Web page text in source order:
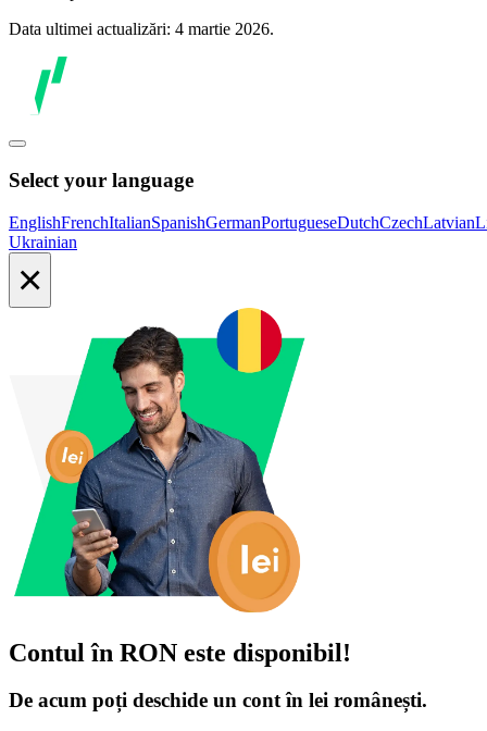
Data ultimei actualizări: 4 martie 2026.
Select your language
EnglishFrenchItalianSpanishGermanPortugueseDutchCzechLatvian
Ukrainian
×
Contul în RON este disponibil!
De acum poți deschide un cont în lei românești.